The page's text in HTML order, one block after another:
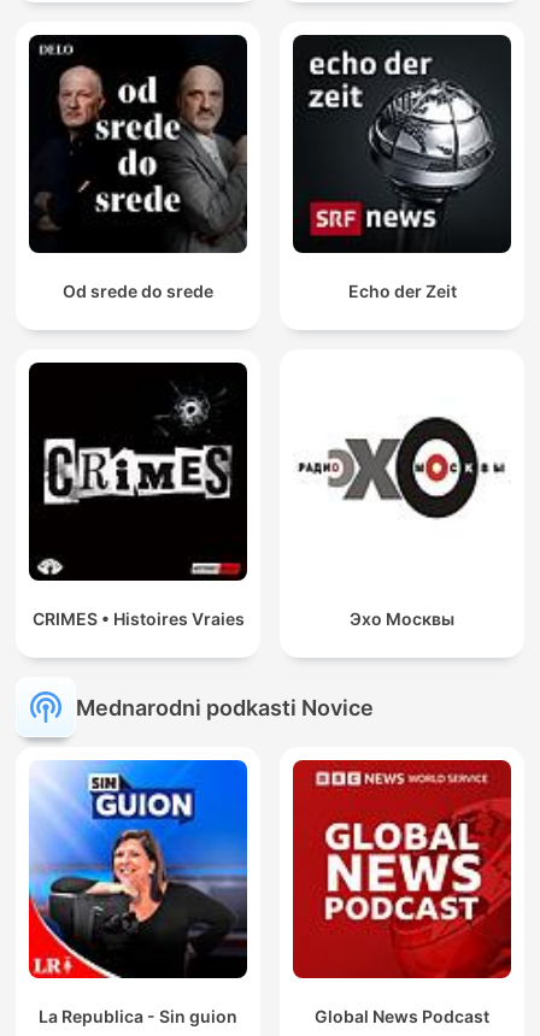
Od srede do srede Echo der Zeit
CRIMES • Histoires Vraies Эхо Москвы
Mednarodni podkasti Novice
La Republica - Sin guion Global News Podcast